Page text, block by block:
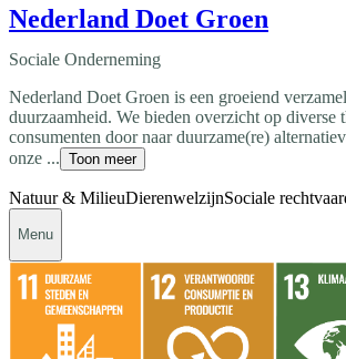
Nederland Doet Groen
Sociale Onderneming
Nederland Doet Groen is een groeiend
duurzaamheid. We bieden overzicht op diverse
consumenten door naar duurzame(re)
onze ... Toon meer
Natuur & MilieuDierenwelzijnSociale
Menu